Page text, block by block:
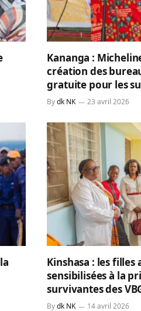
Kananga :
création des
gratuite pour les
By dk NK 23 avril 2026
Kinshasa : les filles
sensibilisées à la
survivantes des
By dk NK 14 avril 2026